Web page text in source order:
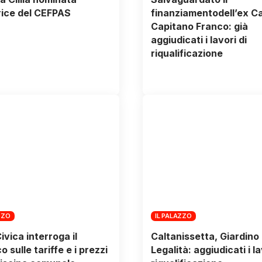
del CEFPAS
finanziamentodell’ex
Capitano Franco: già
aggiudicati i lavori di
riqualificazione
interroga il
sulle tariffe e i prezzi
IL PALAZZO
Caltanissetta, Giardino
Legalità: aggiudicati i